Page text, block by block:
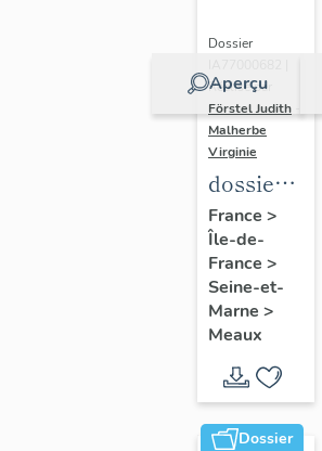
Aperçu
Dossier
Réalisé par
Förstel Judith
Malherbe
Virginie
dossier
collectif
sur les
cours
communes
du
Faubourg
Saint-
Nicolas
France >
Île-de-
France >
Seine-et-
Marne >
Meaux
Dossier